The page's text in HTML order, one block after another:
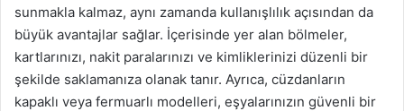
sunmakla kalmaz, aynı zamanda kullanışlılık açısından da
büyük avantajlar sağlar. İçerisinde yer alan bölmeler,
kartlarınızı, nakit paralarınızı ve kimliklerinizi düzenli bir
şekilde saklamanıza olanak tanır. Ayrıca, cüzdanların
kapaklı veya fermuarlı modelleri, eşyalarınızın güvenli bir